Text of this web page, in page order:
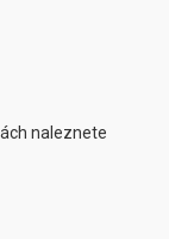
naleznete